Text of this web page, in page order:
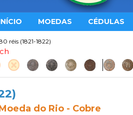
MOEDAS CÉDULAS
réis (1821-1822)
do Rio - Cobre